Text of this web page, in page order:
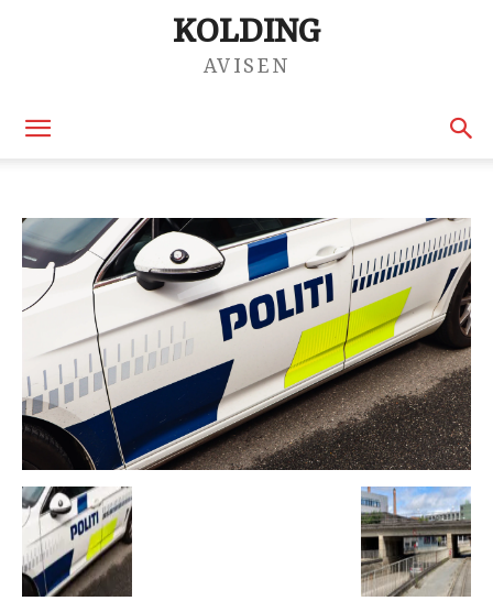
KOLDING
AVISEN